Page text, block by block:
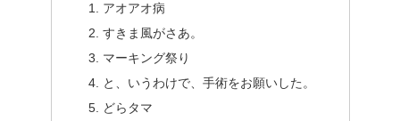
アオアオ病
すきま風がさあ。
マーキング祭り
と、いうわけで、手術をお願いした。
どらタマ